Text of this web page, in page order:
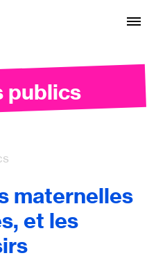
publics
maternelles
et les